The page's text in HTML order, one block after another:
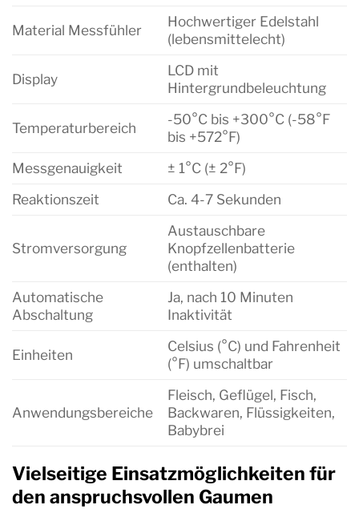
Material Messfühler
Hochwertiger Edelstahl
(lebensmittelecht)
Display
LCD mit
Hintergrundbeleuchtung
Temperaturbereich
-50°C bis +300°C (-58°F
bis +572°F)
Messgenauigkeit
± 1°C (± 2°F)
Reaktionszeit
Ca. 4-7 Sekunden
Stromversorgung
Austauschbare
Knopfzellenbatterie
(enthalten)
Automatische
Abschaltung
Ja, nach 10 Minuten
Inaktivität
Einheiten
Celsius (°C) und Fahrenheit
(°F) umschaltbar
Anwendungsbereiche
Fleisch, Geflügel, Fisch,
Backwaren, Flüssigkeiten,
Babybrei
Vielseitige Einsatzmöglichkeiten für
den anspruchsvollen Gaumen